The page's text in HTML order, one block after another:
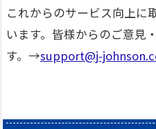
これからのサービス向上に
います。皆様からのご意見
す。→support@j-